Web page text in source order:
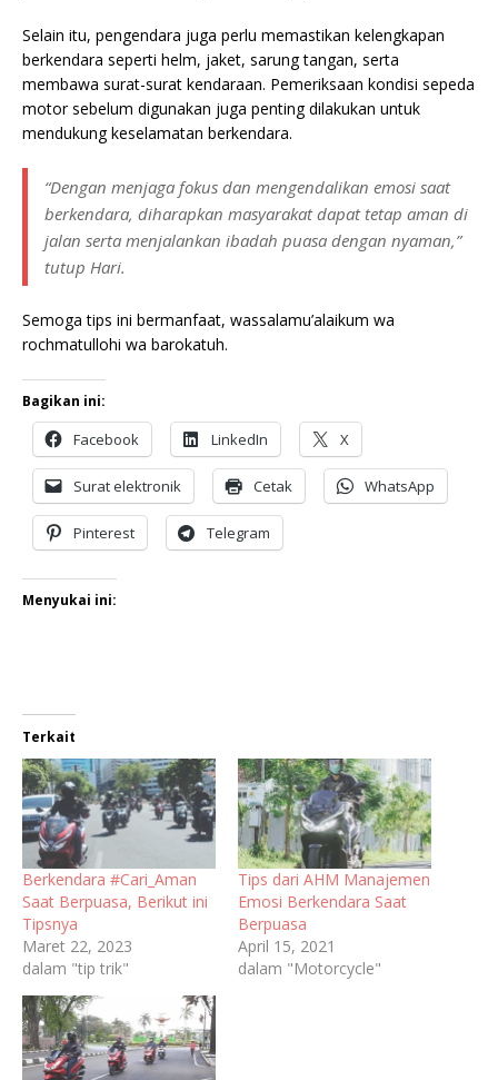
Selain itu, pengendara juga perlu memastikan kelengkapan
berkendara seperti helm, jaket, sarung tangan, serta
membawa surat-surat kendaraan. Pemeriksaan kondisi sepeda
motor sebelum digunakan juga penting dilakukan untuk
mendukung keselamatan berkendara.
“Dengan menjaga fokus dan mengendalikan emosi saat
berkendara, diharapkan masyarakat dapat tetap aman di
jalan serta menjalankan ibadah puasa dengan nyaman,”
tutup Hari.
Semoga tips ini bermanfaat, wassalamu’alaikum wa
rochmatullohi wa barokatuh.
Bagikan ini:
Facebook LinkedIn X
Surat elektronik Cetak WhatsApp
Pinterest Telegram
Menyukai ini:
Terkait
Berkendara #Cari_Aman
Saat Berpuasa, Berikut ini
Tipsnya
Maret 22, 2023
dalam "tip trik"
Tips dari AHM Manajemen
Emosi Berkendara Saat
Berpuasa
April 15, 2021
dalam "Motorcycle"